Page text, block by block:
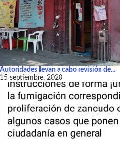
Autoridades llevan a cabo revisión de...
15 septiembre, 2020